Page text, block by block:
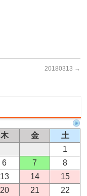
20180313 →
木 金
土
1
6 7
8
13 14
15
20 21
22